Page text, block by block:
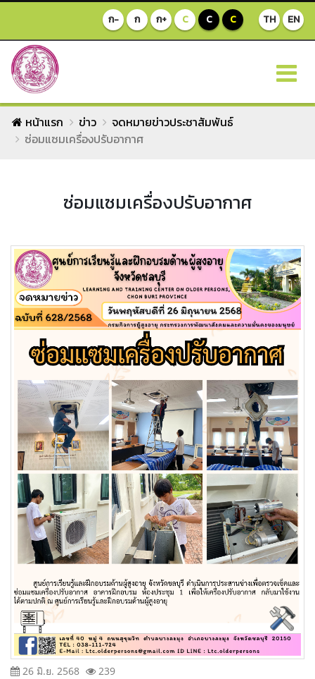
TH EN
ก- ก ก+ C C C
หน้าแรก ข่าว
จดหมายข่าวประชาสัมพันธ์
ซ่อมแซมเครื่องปรับอากาศ
ซ่อมแซมเครื่องปรับอากาศ
26 มิ.ย. 2568 239